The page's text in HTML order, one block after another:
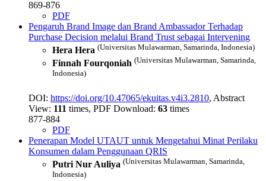
869-876
PDF
Pengaruh Brand Image dan Brand Ambassador Terhadap
Purchase Decision melalui Brand Trust sebagai Intervening
Hera Hera (Universitas Mulawarman, Samarinda, Indonesia)
Finnah Fourqoniah (Universitas Mulawarman, Samarinda,
Indonesia)
DOI: https://doi.org/10.47065/ekuitas.v4i3.2810, Abstract
View: 111 times, PDF Download: 63 times
877-884
PDF
Penerapan Model UTAUT untuk Mengetahui Minat Perilaku
Konsumen dalam Penggunaan QRIS
Putri Nur Auliya (Universitas Mulawarman, Samarinda,
Indonesia)